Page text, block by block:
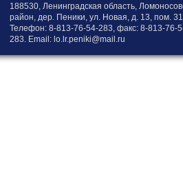
188530, Ленинградская область,
район, дер. Пеники, ул. Новая, д. 13, пом. 31
Телефон: 8-813-76-54-283 , факс: 8-813-76-
283 . Email: lo.lr.peniki@mail.ru